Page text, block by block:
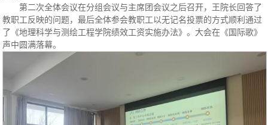
第二次全体会议在分组会议与主席团会议之后召开，王院长回答了
教职工反映的问题，最后全体参会教职工以无记名投票的方式顺利通过
了《地理科学与测绘工程学院绩效工资实施办法》。大会在《国际歌》
声中圆满落幕。